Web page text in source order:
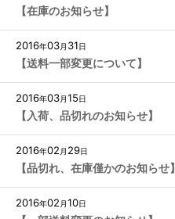
【在庫のお知らせ】
2016年03月 31日
【送料一部変更について】
2016年03月15日
【入荷、品切れのお知らせ】
2016年02 月 29日
【品切れ、在庫僅かのお知らせ】
2016年02 月10日